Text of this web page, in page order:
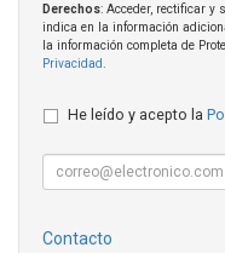
Derechos: Acceder, rectificar y
indica en la información
la información completa de
Privacidad
He leído y acepto la
Contacto